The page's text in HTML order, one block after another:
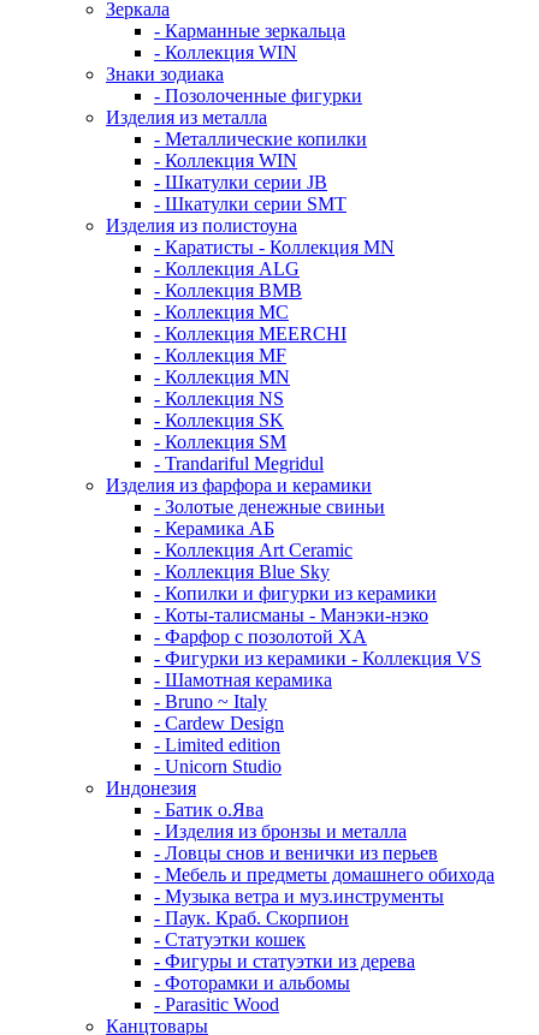
Зеркала
- Карманные зеркальца
- Коллекция WIN
Знаки зодиака
- Позолоченные фигурки
Изделия из металла
- Металлические копилки
- Коллекция WIN
- Шкатулки серии JB
- Шкатулки серии SMT
Изделия из полистоуна
- Каратисты - Коллекция MN
- Коллекция ALG
- Коллекция BMB
- Коллекция MC
- Коллекция MEERCHI
- Коллекция MF
- Коллекция MN
- Коллекция NS
- Коллекция SK
- Коллекция SM
- Trandariful Megridul
Изделия из фарфора и керамики
- Золотые денежные свиньи
- Керамика АБ
- Коллекция Art Ceramic
- Коллекция Blue Sky
- Копилки и фигурки из керамики
- Коты-талисманы - Манэки-нэко
- Фарфор с позолотой XA
- Фигурки из керамики - Коллекция VS
- Шамотная керамика
- Bruno ~ Italy
- Cardew Design
- Limited edition
- Unicorn Studio
Индонезия
- Батик о.Ява
- Изделия из бронзы и металла
- Ловцы снов и венички из перьев
- Мебель и предметы домашнего обихода
- Музыка ветра и муз.инструменты
- Паук. Краб. Скорпион
- Статуэтки кошек
- Фигуры и статуэтки из дерева
- Фоторамки и альбомы
- Parasitic Wood
Канцтовары